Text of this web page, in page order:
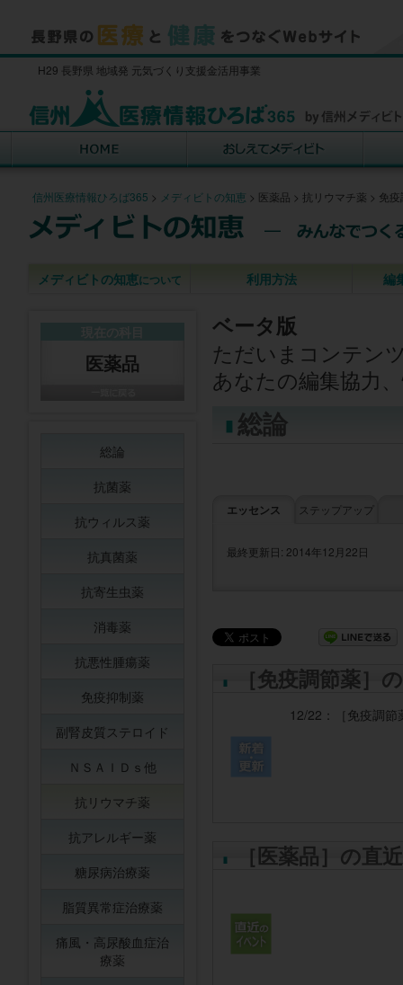
H29 長野県 地域発 元気づくり支援金活用事業
信州医療情報ひろば365 > メディビトの知恵 > 医薬品 > 抗リウマチ薬 > 免
メディビトの知恵について 利用方法 編
ベータ版
ただいまコンテン
あなたの編集協力
総論
エッセンス ステップアップ
最終更新日: 2014年12月22日
［免疫調節薬］
12/22： ［免疫調
［医薬品］の直
医薬品
総論
抗菌薬
抗ウィルス薬
抗真菌薬
抗寄生虫薬
消毒薬
抗悪性腫瘍薬
免疫抑制薬
副腎皮質ステロイド
ＮＳＡＩＤｓ他
抗リウマチ薬
抗アレルギー薬
糖尿病治療薬
脂質異常症治療薬
痛風・高尿酸血症治
療薬